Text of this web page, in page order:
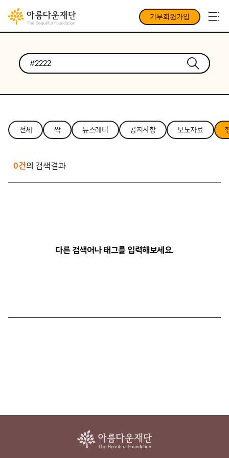
기부회원가입
전체 싹 뉴스레터 공지사항 보도자료
0건의 검색결과
다른 검색어나 태그를 입력해보세요.